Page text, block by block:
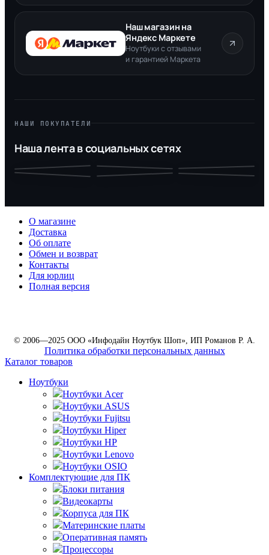
Наш магазин на
Яндекс Маркете
Ноутбуки с отзывами
и гарантией Маркета
НАШИ ПОКУПАТЕЛИ
Наша лента в социальных сетях
О магазине
Доставка
Об оплате
Обмен и возврат
Контакты
Для юрлиц
Полная версия
© 2006—2025 ООО «Инфодайн Ноутбук Шоп», ИП Романов Р. А.
Политика обработки персональных данных
Каталог товаров
Ноутбуки
Ноутбуки Acer
Ноутбуки ASUS
Ноутбуки Fujitsu
Ноутбуки Hiper
Ноутбуки HP
Ноутбуки Lenovo
Ноутбуки OSIO
Комплектующие для ПК
Блоки питания
Видеокарты
Корпуса для ПК
Материнские платы
Оперативная память
Процессоры